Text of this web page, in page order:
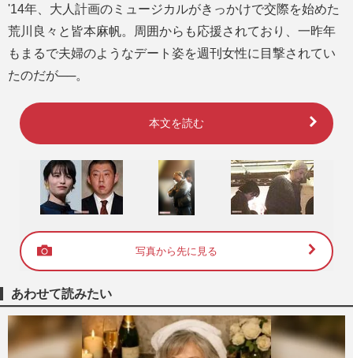
'14年、大人計画のミュージカルがきっかけで交際を始めた
荒川良々と皆本麻帆。周囲からも応援されており、一昨年
もまるで夫婦のようなデート姿を週刊女性に目撃されてい
たのだが──。
本文を読む
写真から先に見る
あわせて読みたい